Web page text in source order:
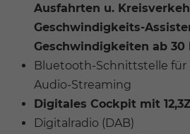
Ausfahrten u.
Geschwindigkeits-
Geschwindigkeiten ab 30
Bluetooth-Schnittstelle für
Audio-Streaming
Digitales Cockpit mit
Digitalradio (DAB)